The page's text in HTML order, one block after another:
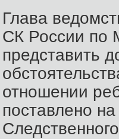
Глава
СК России по
представить
отношении
поставлено